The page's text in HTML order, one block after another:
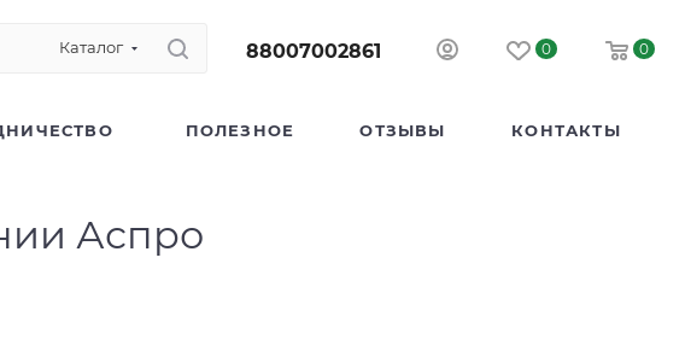
Каталог 88007002861 0 0
ПОЛЕЗНОЕ ОТЗЫВЫ КОНТАКТЫ
Аспро